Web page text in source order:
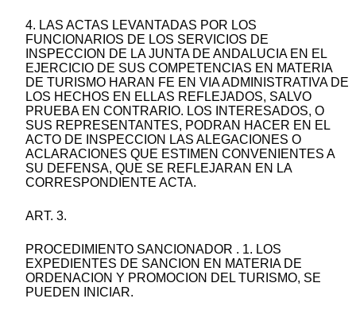
4. LAS ACTAS LEVANTADAS POR LOS
FUNCIONARIOS DE LOS SERVICIOS DE
INSPECCION DE LA JUNTA DE ANDALUCIA EN EL
EJERCICIO DE SUS COMPETENCIAS EN MATERIA
DE TURISMO HARAN FE EN VIA ADMINISTRATIVA DE
LOS HECHOS EN ELLAS REFLEJADOS, SALVO
PRUEBA EN CONTRARIO. LOS INTERESADOS, O
SUS REPRESENTANTES, PODRAN HACER EN EL
ACTO DE INSPECCION LAS ALEGACIONES O
ACLARACIONES QUE ESTIMEN CONVENIENTES A
SU DEFENSA, QUE SE REFLEJARAN EN LA
CORRESPONDIENTE ACTA.
ART. 3.
PROCEDIMIENTO SANCIONADOR . 1. LOS
EXPEDIENTES DE SANCION EN MATERIA DE
ORDENACION Y PROMOCION DEL TURISMO, SE
PUEDEN INICIAR.